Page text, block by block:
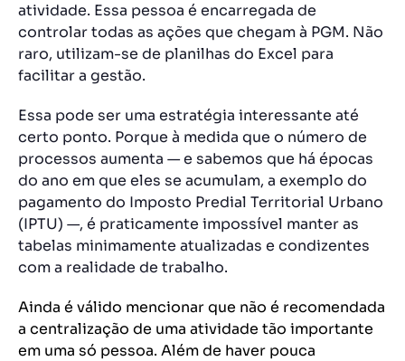
atividade. Essa pessoa é encarregada de
controlar todas as ações que chegam à PGM. Não
raro, utilizam-se de planilhas do Excel para
facilitar a gestão.
Essa pode ser uma estratégia interessante até
certo ponto. Porque à medida que o número de
processos aumenta — e sabemos que há épocas
do ano em que eles se acumulam, a exemplo do
pagamento do Imposto Predial Territorial Urbano
(IPTU) —, é praticamente impossível manter as
tabelas minimamente atualizadas e condizentes
com a realidade de trabalho.
Ainda é válido mencionar que não é recomendada
a centralização de uma atividade tão importante
em uma só pessoa. Além de haver pouca